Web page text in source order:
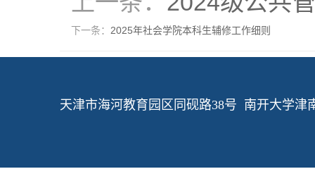
下一条： 2025年社会学院本科生辅修工作细则
天津市海河教育园区同砚路38号 南开大学